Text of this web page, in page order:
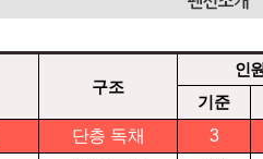
구조
인
기준
단층 독채
3